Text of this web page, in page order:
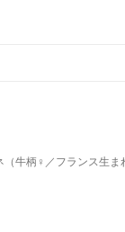
牛柄♀／フランス生